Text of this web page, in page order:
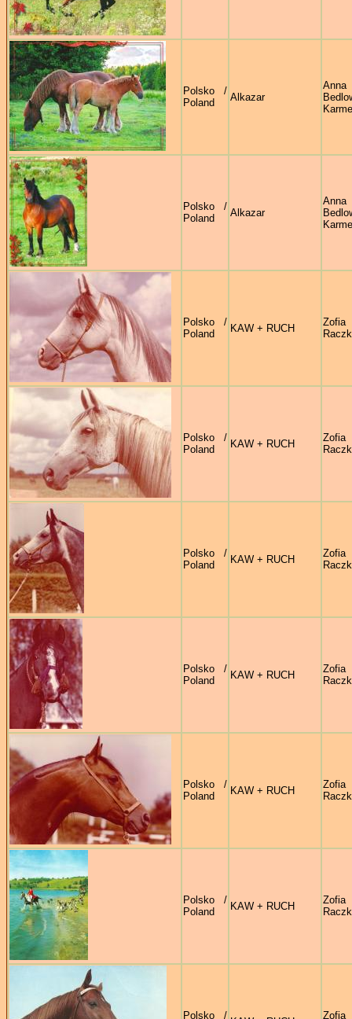
Polsko /
Poland
Alkazar
Anna
Polsko /
Poland
Alkazar
Anna
Polsko /
Poland
KAW + RUCH
Zofia
Polsko /
Poland
KAW + RUCH
Zofia
Polsko /
Poland
KAW + RUCH
Zofia
Polsko /
Poland
KAW + RUCH
Zofia
Polsko /
Poland
KAW + RUCH
Zofia
Polsko /
Poland
KAW + RUCH
Zofia
Polsko / Zofia